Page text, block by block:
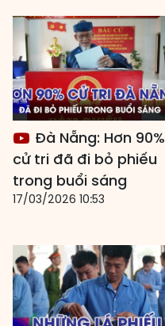
Đà Nẵng: Hơn 90%
cử tri đã đi bỏ phiếu
trong buổi sáng
17/03/2026 10:53